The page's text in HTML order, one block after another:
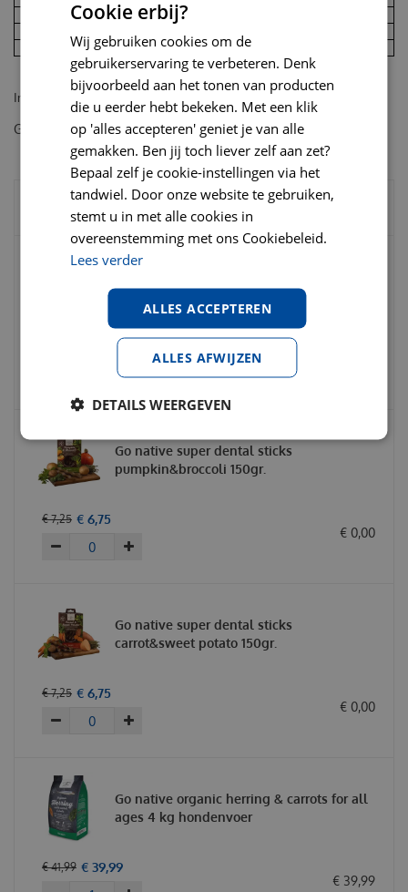
30
40
Inhoud: 12 kg
Go native organic herring & carrots for all ages 12 kg
BESTEL SNEL SAMEN MET:
Go native super dental sticks
pumpkin&broccoli 150gr.
€ 7,25 € 6,75
€ 0,00
Go native super dental sticks
carrot&sweet potato 150gr.
€ 7,25 € 6,75
€ 0,00
Go native organic herring & carrots for all
ages 4 kg hondenvoer
€ 41,99 € 39,99
€ 39,99
Cookie erbij?
Wij gebruiken cookies om de
gebruikerservaring te verbeteren. Denk
bijvoorbeeld aan het tonen van producten
die u eerder hebt bekeken. Met een klik
op 'alles accepteren' geniet je van alle
gemakken. Ben jij toch liever zelf aan zet?
Bepaal zelf je cookie-instellingen via het
tandwiel. Door onze website te gebruiken,
stemt u in met alle cookies in
overeenstemming met ons Cookiebeleid.
Lees verder
ALLES ACCEPTEREN
ALLES AFWIJZEN
DETAILS WEERGEVEN